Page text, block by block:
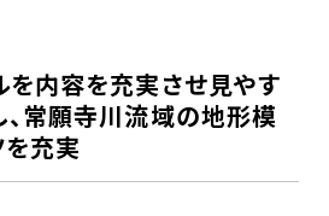
内容を充実させ見やす
常願寺川流域の地形模
充実